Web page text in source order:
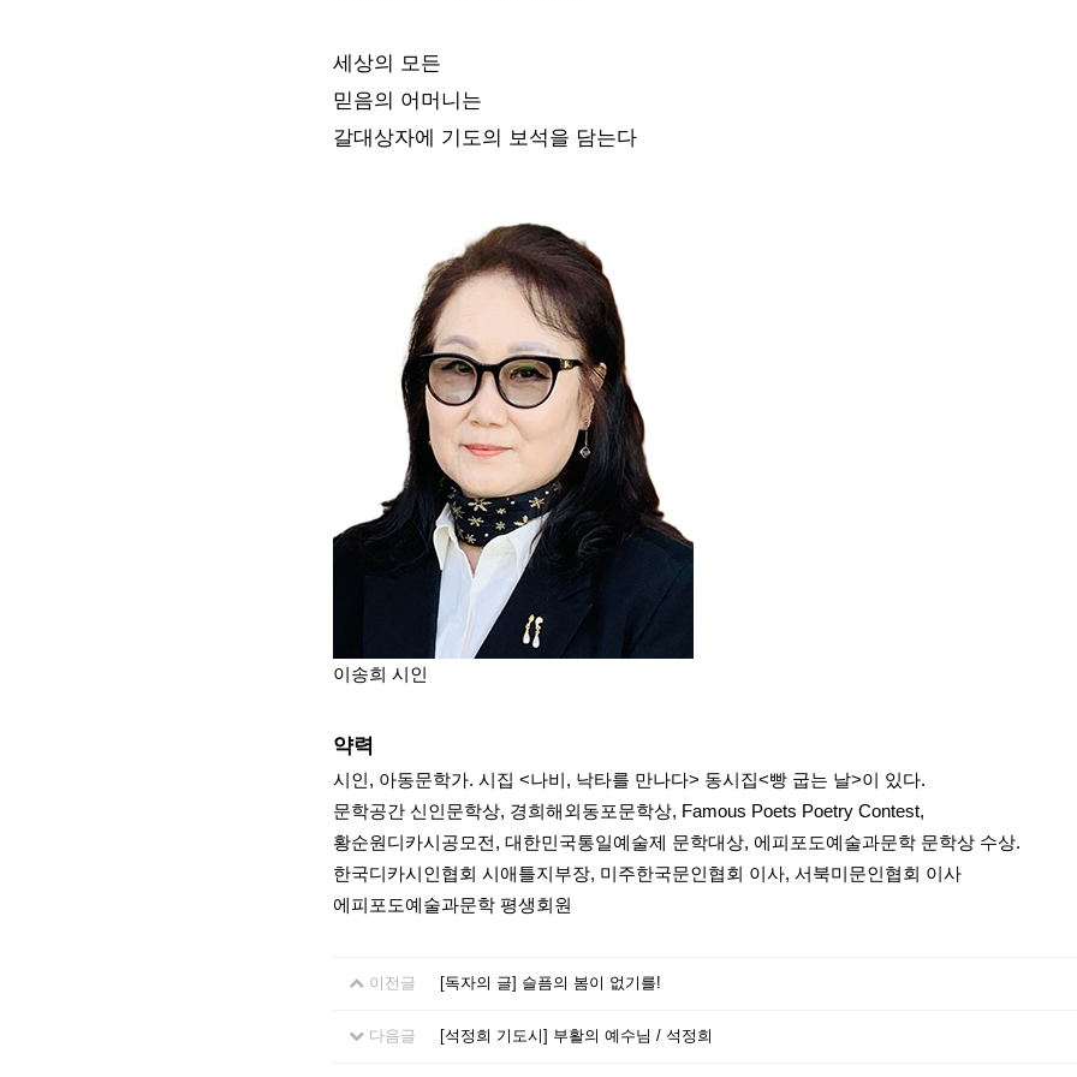
세상의 모든
믿음의 어머니는
갈대상자에 기도의 보석을 담는다
이송희 시인
약력
시인, 아동문학가. 시집 <나비, 낙타를 만나다> 동시집<빵 굽는 날>이 있다.
문학공간 신인문학상, 경희해외동포문학상, Famous Poets Poetry Contest,
황순원디카시공모전, 대한민국통일예술제 문학대상, 에피포도예술과문학 문학상 수상.
한국디카시인협회 시애틀지부장, 미주한국문인협회 이사, 서북미문인협회 이사
에피포도예술과문학 평생회원
이전글 [독자의 글] 슬픔의 봄이 없기를!
다음글 [석정희 기도시] 부활의 예수님 / 석정희